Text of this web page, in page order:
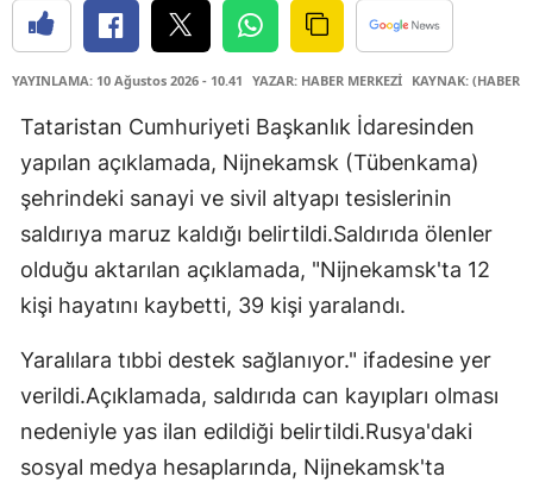
YAYINLAMA: 10 Ağustos 2026 - 10.41 YAZAR: HABER MERKEZİ KAYNAK: (HABER
Tataristan Cumhuriyeti Başkanlık İdaresinden
yapılan açıklamada, Nijnekamsk (Tübenkama)
şehrindeki sanayi ve sivil altyapı tesislerinin
saldırıya maruz kaldığı belirtildi.Saldırıda ölenler
olduğu aktarılan açıklamada, "Nijnekamsk'ta 12
kişi hayatını kaybetti, 39 kişi yaralandı.
Yaralılara tıbbi destek sağlanıyor." ifadesine yer
verildi.Açıklamada, saldırıda can kayıpları olması
nedeniyle yas ilan edildiği belirtildi.Rusya'daki
sosyal medya hesaplarında, Nijnekamsk'ta